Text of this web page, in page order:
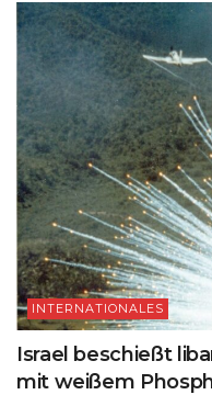
INTERNATIONALES
Israel beschießt
mit weißem